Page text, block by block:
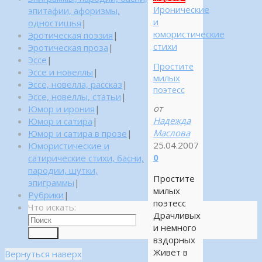
Иронические
и
юмористические
стихи
Простите
милых
поэтесс
от
Надежда
Маслова
25.04.2007
0
Простите
милых
поэтесс
Драчливых
и немного
вздорных
Живёт в
эпитафии, афоризмы,
одностишья |
Эротическая поэзия |
Эротическая проза |
Эссе |
Эссе и новеллы |
Эссе, новелла, рассказ |
Эссе, новеллы, статьи |
Юмор и ирония |
Юмор и сатира |
Юмор и сатира в прозе |
Юмористические и
сатирические стихи, басни,
пародии, шутки,
эпиграммы |
Рубрики |
Что искать:
Вернуться наверх